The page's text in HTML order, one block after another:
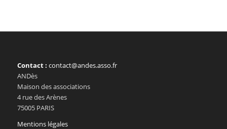
Contact : contact@andes.asso.fr
ANDès
Maison des associations
4 rue des Arènes
75005 PARIS
Mentions légales